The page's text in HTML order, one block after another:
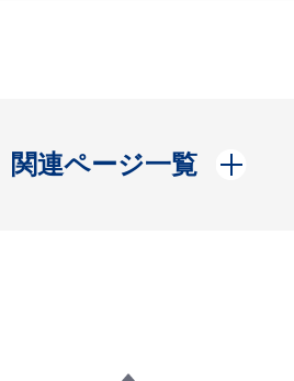
関連ページ一覧
開く